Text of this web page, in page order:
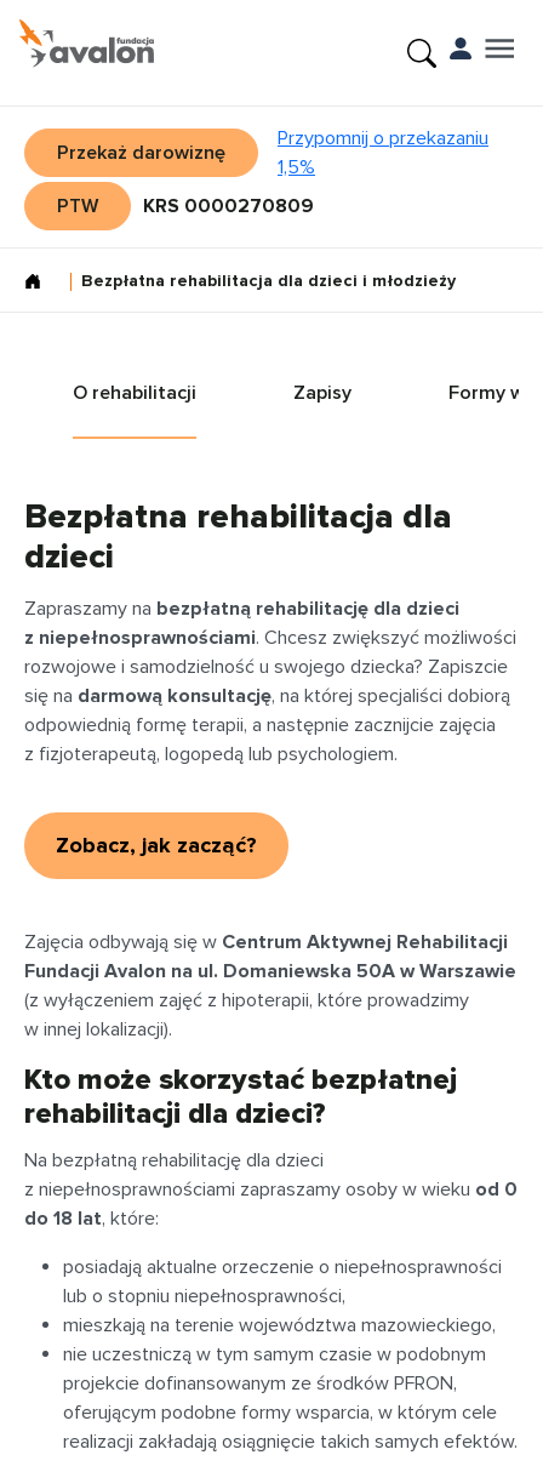
Przekaż darowiznę
Przypomnij o przekazaniu
1,5%
PTW
KRS 0000270809
Bezpłatna rehabilitacja dla dzieci i młodzieży
O rehabilitacji Zapisy Formy
Bezpłatna rehabilitacja dla
dzieci
Zapraszamy na bezpłatną rehabilitację dla dzieci
z niepełnosprawnościami. Chcesz zwiększyć możliwości
rozwojowe i samodzielność u swojego dziecka? Zapiszcie
się na darmową konsultację, na której specjaliści dobiorą
odpowiednią formę terapii, a następnie zacznijcie zajęcia
z fizjoterapeutą, logopedą lub psychologiem.
Zobacz, jak zacząć?
Zajęcia odbywają się w Centrum Aktywnej Rehabilitacji
Fundacji Avalon na ul. Domaniewska 50A w Warszawie
(z wyłączeniem zajęć z hipoterapii, które prowadzimy
w innej lokalizacji).
Kto może skorzystać bezpłatnej
rehabilitacji dla dzieci?
Na bezpłatną rehabilitację dla dzieci
z niepełnosprawnościami zapraszamy osoby w wieku od 0
do 18 lat, które:
posiadają aktualne orzeczenie o niepełnosprawności
lub o stopniu niepełnosprawności,
mieszkają na terenie województwa mazowieckiego,
nie uczestniczą w tym samym czasie w podobnym
projekcie dofinansowanym ze środków PFRON,
oferującym podobne formy wsparcia, w którym cele
realizacji zakładają osiągnięcie takich samych efektów.